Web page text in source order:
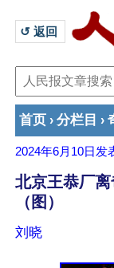
↺ 返回
首页 › 分栏目 ›
2024年6月10日 发
北京王恭厂
（图）
刘晓